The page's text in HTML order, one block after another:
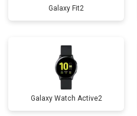
Galaxy Fit2
Galaxy Watch Active2